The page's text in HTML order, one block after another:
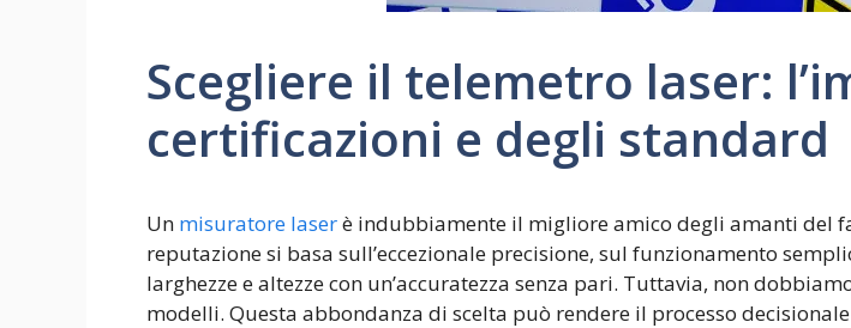
Scegliere il telemetro laser:
certificazioni e degli standard
Un misuratore laserè indubbiamente il migliore amico degli amanti del
reputazione si basa sull’eccezionale precisione, sul funzionamento
larghezze e altezze con un’accuratezza senza pari. Tuttavia, non
modelli. Questa abbondanza di scelta può rendere il processo